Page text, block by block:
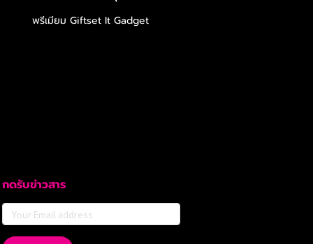
พรีเมียม Giftset It Gadget
กดรับข่าวสาร